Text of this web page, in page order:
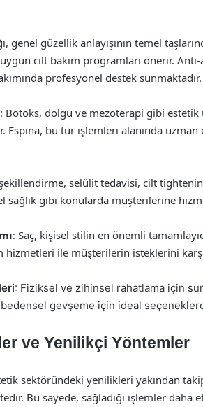
genel güzellik anlayışının temel
cilt bakım programları önerir.
profesyonel destek sunmaktadır.
: Botoks, dolgu ve mezoterapi gibi
Espina, bu tür işlemleri alanında
selülit tedavisi, cilt
sağlık gibi konularda müşterilerine
: Saç, kişisel stilin en önemli
hizmetleri ile müşterilerin isteklerini
: Fiziksel ve zihinsel rahatlama için
bedensel gevşeme için ideal
ve Yenilikçi Yöntemler
sektöründeki yenilikleri yakından
Bu sayede, sağladığı işlemler daha